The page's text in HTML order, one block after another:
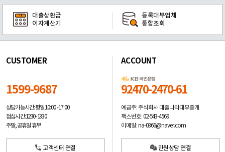
대출상환금
이자계산기
등록대부업체
통합조회
CUSTOMER
1599-9687
상담가능시간: 평일10:00 -17:00
점심시간: 12:30 - 13:30
주말, 공휴일 휴무
고객센터 연결
ACCOUNT
92470-2470-61
예금주: 주식회사 대출나라대부중개
팩스번호: 02-543-4569
이메일: na-0366@naver.com
민원상담 연결